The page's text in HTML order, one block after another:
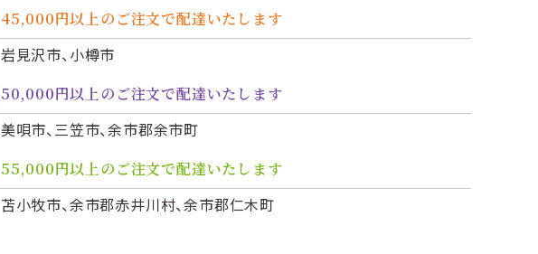
45,000円以上のご注文で配達いたします
岩見沢市、小樽市
50,000円以上のご注文で配達いたします
美唄市、三笠市、余市郡余市町
55,000円以上のご注文で配達いたします
苫小牧市、余市郡赤井川村、余市郡仁木町